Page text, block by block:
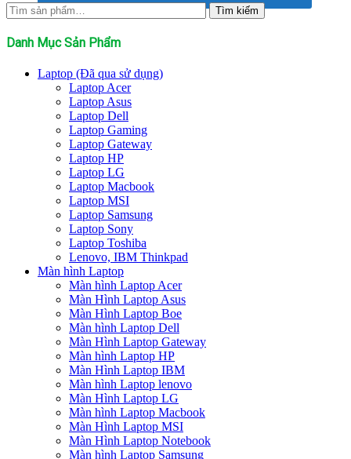
Tìm
kiếm:
Tìm kiếm
Danh Mục Sản Phẩm
Laptop (Đã qua sử dụng)
Laptop Acer
Laptop Asus
Laptop Dell
Laptop Gaming
Laptop Gateway
Laptop HP
Laptop LG
Laptop Macbook
Laptop MSI
Laptop Samsung
Laptop Sony
Laptop Toshiba
Lenovo, IBM Thinkpad
Màn hình Laptop
Màn hình Laptop Acer
Màn Hình Laptop Asus
Màn Hình Laptop Boe
Màn hình Laptop Dell
Màn Hình Laptop Gateway
Màn hình Laptop HP
Màn Hình Laptop IBM
Màn hình Laptop lenovo
Màn Hình Laptop LG
Màn hình Laptop Macbook
Màn Hình Laptop MSI
Màn Hình Laptop Notebook
Màn hình Laptop Samsung